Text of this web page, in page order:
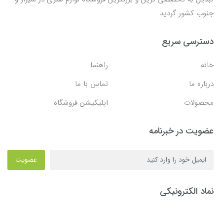
جنوب کشور گردید.
دسترسی سریع
خانه
راهنما
درباره ما
تماس با ما
محصولات
اپلیکیشن فروشگاه
عضویت در خبرنامه
عضویت
نماد الکترونیکی